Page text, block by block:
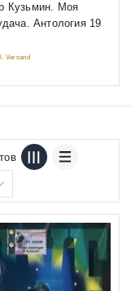
Кузьмин. Моя
Антология 19
Versand